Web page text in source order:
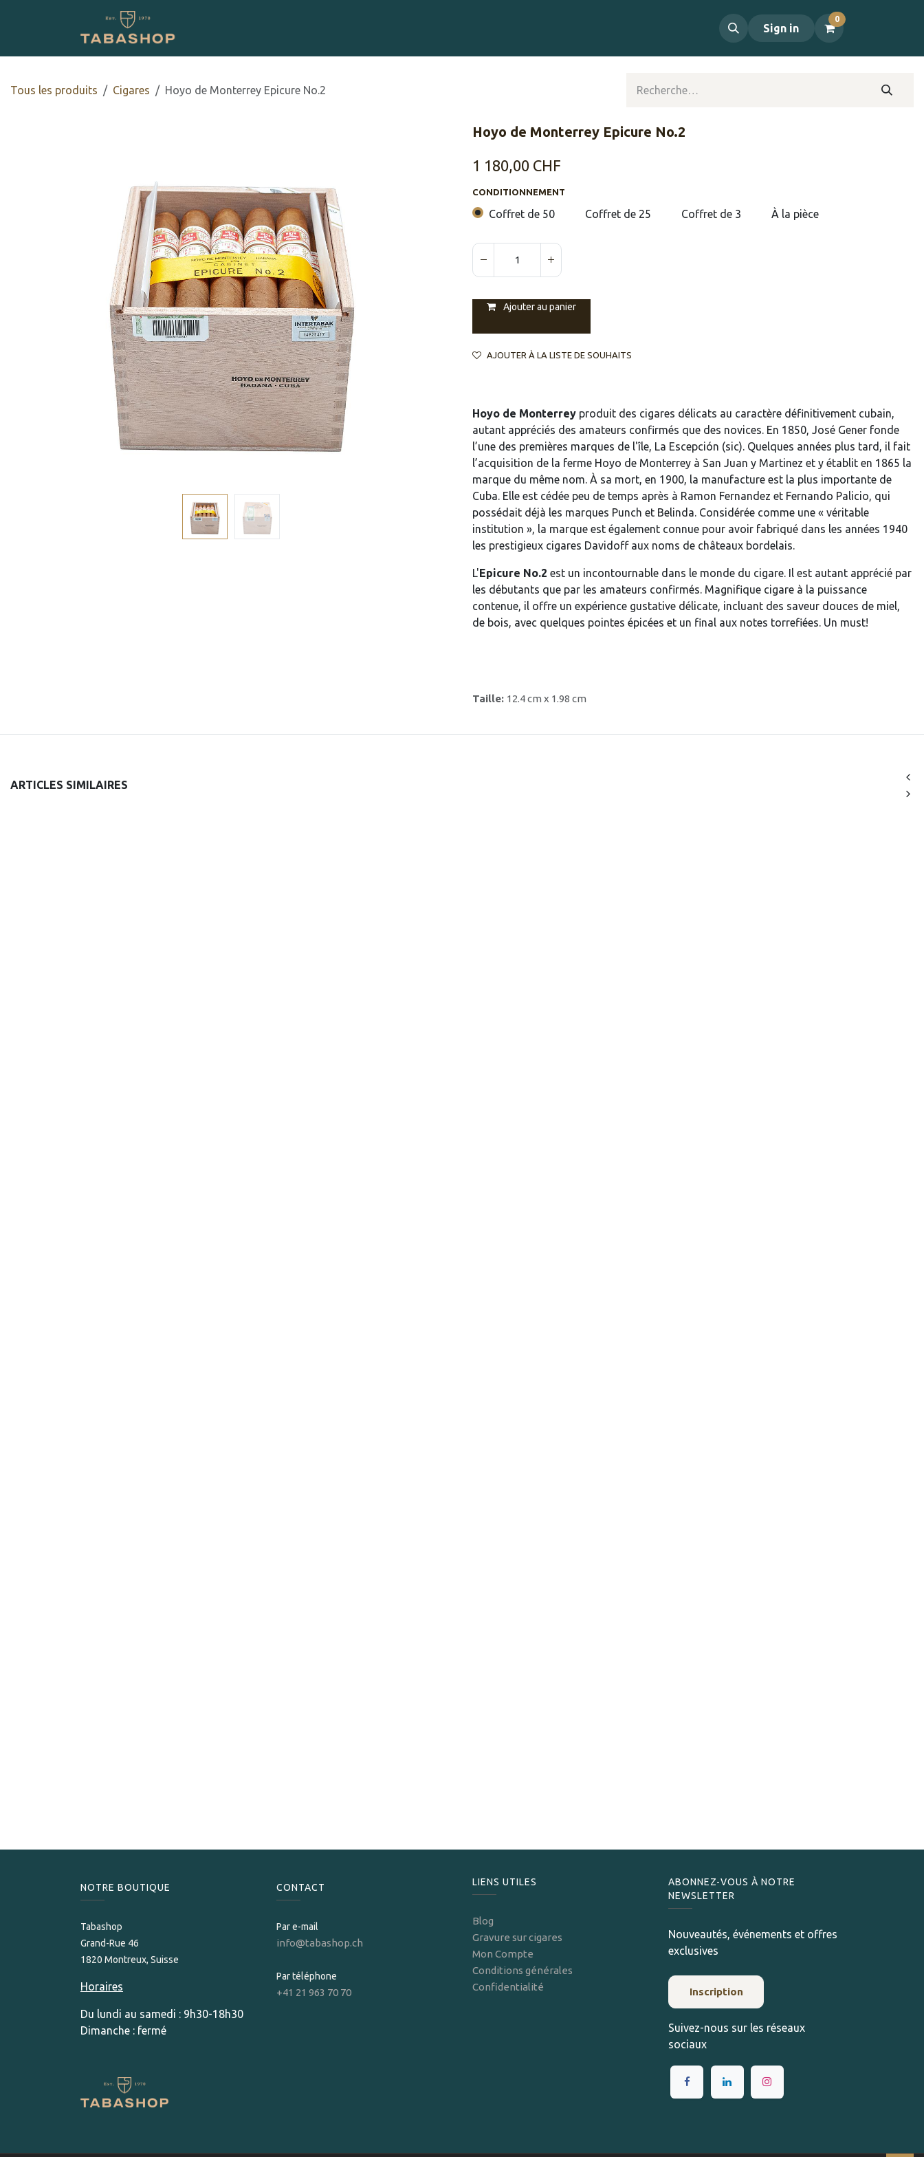
Sign in
0
Tous les produits ​​​Cigares Hoyo de Monterrey Epicure No.2
Hoyo de Monterrey Epicure No.2
1 180,00 CHF
CONDITIONNEMENT
Coffret de 50 Coffret de 25 Coffret de 3 À la pièce
Ajouter au panier
AJOUTER À LA LISTE DE SOUHAITS
Hoyo de Monterrey produit des cigares délicats au caractère définitivement cubain,
autant appréciés des amateurs confirmés que des novices. En 1850, José Gener fonde
l’une des premières marques de l'île, La Escepción (sic). Quelques années plus tard, il fait
l’acquisition de la ferme Hoyo de Monterrey à San Juan y Martinez et y établit en 1865 la
marque du même nom. À sa mort, en 1900, la manufacture est la plus importante de
Cuba. Elle est cédée peu de temps après à Ramon Fernandez et Fernando Palicio, qui
possédait déjà les marques Punch et Belinda. Considérée comme une « véritable
institution », la marque est également connue pour avoir fabriqué dans les années 1940
les prestigieux cigares Davidoff aux noms de châteaux bordelais.
L'Epicure No.2 est un incontournable dans le monde du cigare. Il est autant apprécié par
les débutants que par les amateurs confirmés. Magnifique cigare à la puissance
contenue, il offre un expérience gustative délicate, incluant des saveur douces de miel,
de bois, avec quelques pointes épicées et un final aux notes torrefiées. Un must!
Taille: 12.4 cm x 1.98 cm
ARTICLES SIMILAIRES
NOTRE BOUTIQUE
Tabashop
Grand-Rue 46
1820 Montreux, Suisse
Horaires
Du lundi au samedi : 9h30-18h30
Dimanche : fermé
CONTACT
Par e-mail
info@tabashop.ch
Par téléphone
+41 21 963 70 70
LIENS UTILES
Blog
Gravure sur cigares
Mon Compte
Conditions générales
Confidentialité
ABONNEZ-VOUS À NOTRE
NEWSLETTER
Nouveautés, événements et offres
exclusives
Inscription
Suivez-nous sur les réseaux
sociaux